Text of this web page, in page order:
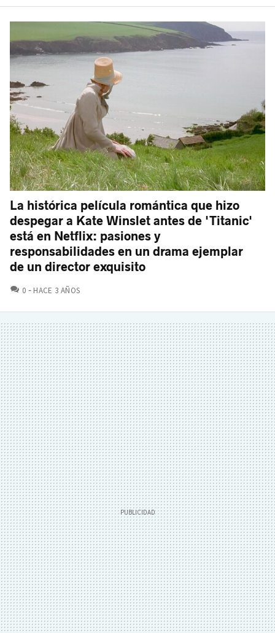
La histórica película romántica que hizo
despegar a Kate Winslet antes de 'Titanic'
está en Netflix: pasiones y
responsabilidades en un drama ejemplar
de un director exquisito
0 COMENTARIOS
HACE 3 AÑOS